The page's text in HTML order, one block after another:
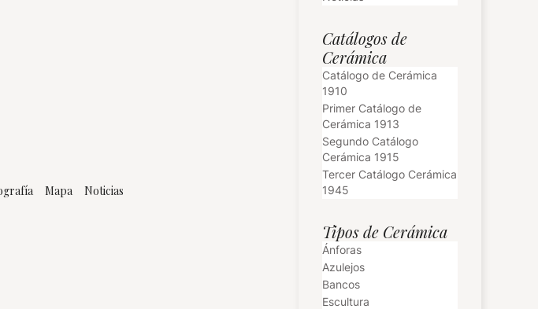
Mapa Noticias
Catálogos de
Cerámica
Catálogo de Cerámica
1910
Primer Catálogo de
Cerámica 1913
Segundo Catálogo
Cerámica 1915
Tercer Catálogo Cerámica
1945
Tipos de Cerámica
Ánforas
Azulejos
Bancos
Escultura